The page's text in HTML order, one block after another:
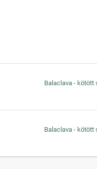
Balaclava - kötött
Balaclava - kötött